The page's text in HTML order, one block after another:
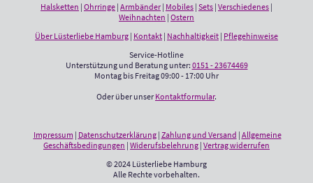
Halsketten | Ohrringe | Armbänder | Mobiles | Sets | Verschiedenes |
Weihnachten | Ostern
Über Lüsterliebe Hamburg | Kontakt | Nachhaltigkeit | Pflegehinweise
Service-Hotline
Unterstützung und Beratung unter: 0151 - 23674469
Montag bis Freitag 09:00 - 17:00 Uhr
Oder über unser Kontaktformular.
Impressum | Datenschutzerklärung| Zahlung und Versand | Allgemeine
Geschäftsbedingungen | Widerufsbelehrung | Vertrag widerrufen
© 2024 Lüsterliebe Hamburg
Alle Rechte vorbehalten.